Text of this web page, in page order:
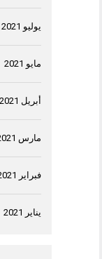
يوليو 2021
مايو 2021
أبريل 2021
مارس 2021
فبراير 2021
يناير 2021